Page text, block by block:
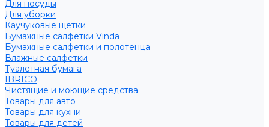
Для посуды
Для уборки
Каучуковые щетки
Бумажные салфетки Vinda
Бумажные салфетки и полотенца
Влажные салфетки
Туалетная бумага
IBRICO
Чистящие и моющие средства
Товары для авто
Товары для кухни
Товары для детей